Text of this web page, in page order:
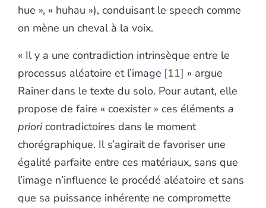
hue », « huhau »), conduisant le speech comme
on mène un cheval à la voix.
« Il y a une contradiction intrinsèque entre le
processus aléatoire et l’image 11 » argue
Rainer dans le texte du solo. Pour autant, elle
propose de faire « coexister » ces éléments a
prioricontradictoires dans le moment
chorégraphique. Il s’agirait de favoriser une
égalité parfaite entre ces matériaux, sans que
l’image n’influence le procédé aléatoire et sans
que sa puissance inhérente ne compromette